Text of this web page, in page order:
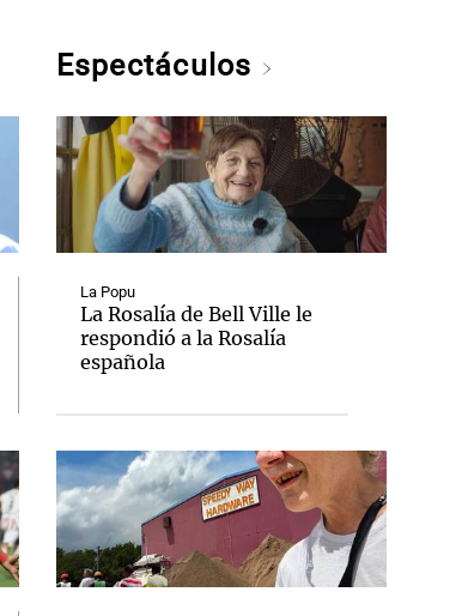
Espectáculos
La Popu
La Rosalía de Bell Ville le
respondió a la Rosalía
española